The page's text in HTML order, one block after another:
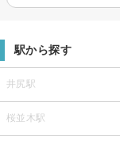
駅から探す
井尻駅
桜並木駅